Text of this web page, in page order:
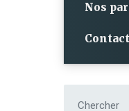
Nos
Contact